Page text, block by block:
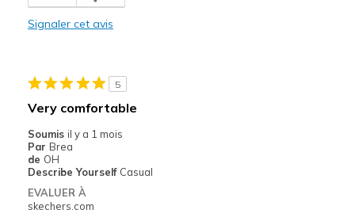
Les meilleures utilisations
Casual Wear
View On Shoes
I'm Into Shoes
Signaler cet avis
5
Very comfortable
Soumis il y a 1 mois
Par Brea
de OH
Describe Yourself Casual
EVALUER À
skechers.com